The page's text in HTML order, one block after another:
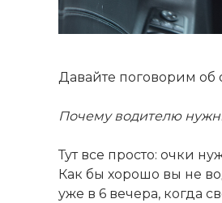
Давайте поговорим об
Почему водителю
Тут все просто: очки
Как бы хорошо вы не
уже в 6 вечера, когда